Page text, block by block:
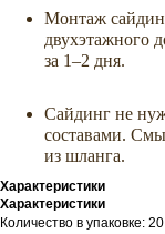
Монтаж
двухэтажного
за 1–2 дня.
Сайдинг не
составами.
из шланга.
Характеристики
Характеристики
Количество в упаковке:
покупку на